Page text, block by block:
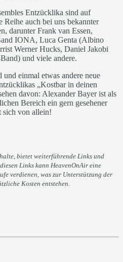
Entzücklika sind auf
Reihe auch bei uns bekannter
darunter Frank van Essen,
IONA, Luca Genta (Albino
Werner Hucks, Daniel Jakobi
und viele andere.
einmal etwas andere neue
„Kostbar in deinen
davon: Alexander Bayer ist als
Bereich ein gern gesehener
sich von allein!
bietet weiterführende Links und
Links kann HeavenOnAir eine
verdienen, was zur Unterstützung der
Kosten entstehen.